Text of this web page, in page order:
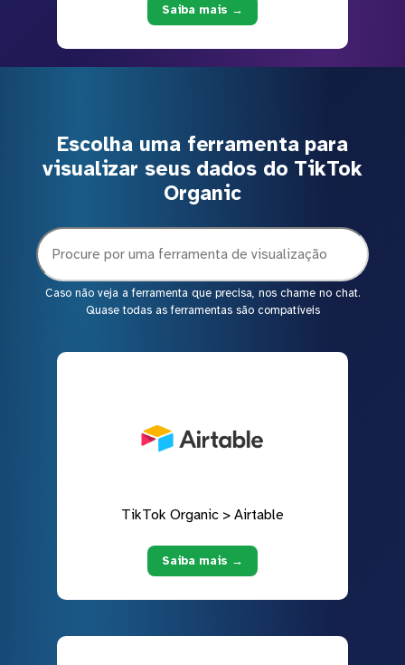
Saiba mais →
Escolha uma ferramenta para
visualizar seus dados do TikTok
Organic
Caso não veja a ferramenta que precisa, nos chame no chat.
Quase todas as ferramentas são compatíveis
TikTok Organic > Airtable
Saiba mais →